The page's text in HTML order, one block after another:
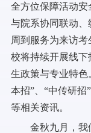
全方位保障活动安
与院系协同联动、
周到服务为来访
校将持续开展线
生政策与专业特色
本招”、“中传研
等相关资讯。
金秋九月，我